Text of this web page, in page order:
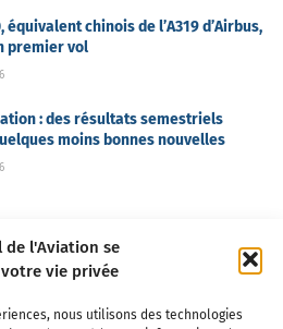
de l'Aviation se
vie privée
nous utilisons des technologies
équivalent chinois de l’A319 d’Airbus,
premier vol
: des résultats semestriels
moins bonnes nouvelles
Nous contacter Partenaires